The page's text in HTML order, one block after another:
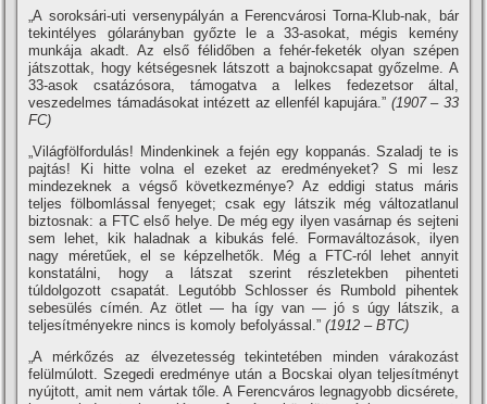
„A soroksári-uti versenypályán a Ferencvárosi Torna-Klub-nak, bár
tekintélyes gólarányban győzte le a 33-asokat, mégis kemény
munkája akadt. Az első félidőben a fehér-feketék olyan szépen
játszottak, hogy kétségesnek látszott a bajnokcsapat győzelme. A
33-asok csatázósora, támogatva a lelkes fedezetsor által,
veszedelmes támadásokat intézett az ellenfél kapujára.” (1907 – 33
FC)
„Világfölfordulás! Mindenkinek a fején egy koppanás. Szaladj te is
pajtás! Ki hitte volna el ezeket az eredményeket? S mi lesz
mindezeknek a végső következménye? Az eddigi status máris
teljes fölbomlással fenyeget; csak egy látszik még változatlanul
biztosnak: a FTC első helye. De még egy ilyen vasárnap és sejteni
sem lehet, kik haladnak a kibukás felé. Formaváltozások, ilyen
nagy méretűek, el se képzelhetők. Még a FTC-ról lehet annyit
konstatálni, hogy a látszat szerint részletekben pihenteti
túldolgozott csapatát. Legutóbb Schlosser és Rumbold pihentek
sebesülés cí­mén. Az ötlet — ha í­gy van — jó s úgy látszik, a
teljesí­tményekre nincs is komoly befolyással.”(1912 – BTC)
„A mérkőzés az élvezetesség tekintetében minden várakozást
felülmúlott. Szegedi eredménye után a Bocskai olyan teljesí­tményt
nyújtott, amit nem vártak tőle. A Ferencváros legnagyobb dicsérete,